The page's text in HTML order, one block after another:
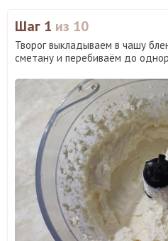
Шаг 1 из 10
Творог выкладываем в чашу
сметану и перебиваём до